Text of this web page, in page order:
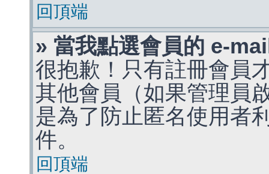
回頂端
» 當我點選會員的 e-
很抱歉！只有註冊會員
其他會員（如果管理員
是為了防止匿名使用者
件。
回頂端